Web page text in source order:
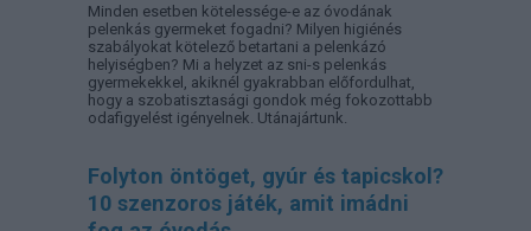
Minden esetben kötelessége-e az óvodának
pelenkás gyermeket fogadni? Milyen higiénés
szabályokat kötelező betartani a pelenkázó
helyiségben? Mi a helyzet az sni-s pelenkás
gyermekekkel, akiknél gyakrabban előfordulhat,
hogy a szobatisztasági gondok még fokozottabb
odafigyelést igényelnek. Utánajártunk.
Folyton öntöget, gyúr és tapicskol?
10 szenzoros játék, amit imádni